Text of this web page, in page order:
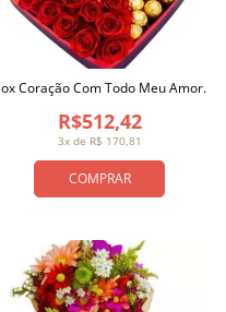
COMPRAR
3x de R$ 170,81
R$512,42
Coração Com Todo Meu Amor.